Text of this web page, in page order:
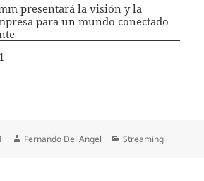
presentará la visión y la
para un mundo conectado
Autor
Fernando Del Angel Categorías
Streaming